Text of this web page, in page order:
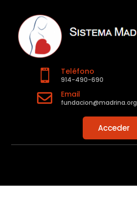
 Teléfono
914-490-690
 Email
fundacion@madrina.org
Acceder